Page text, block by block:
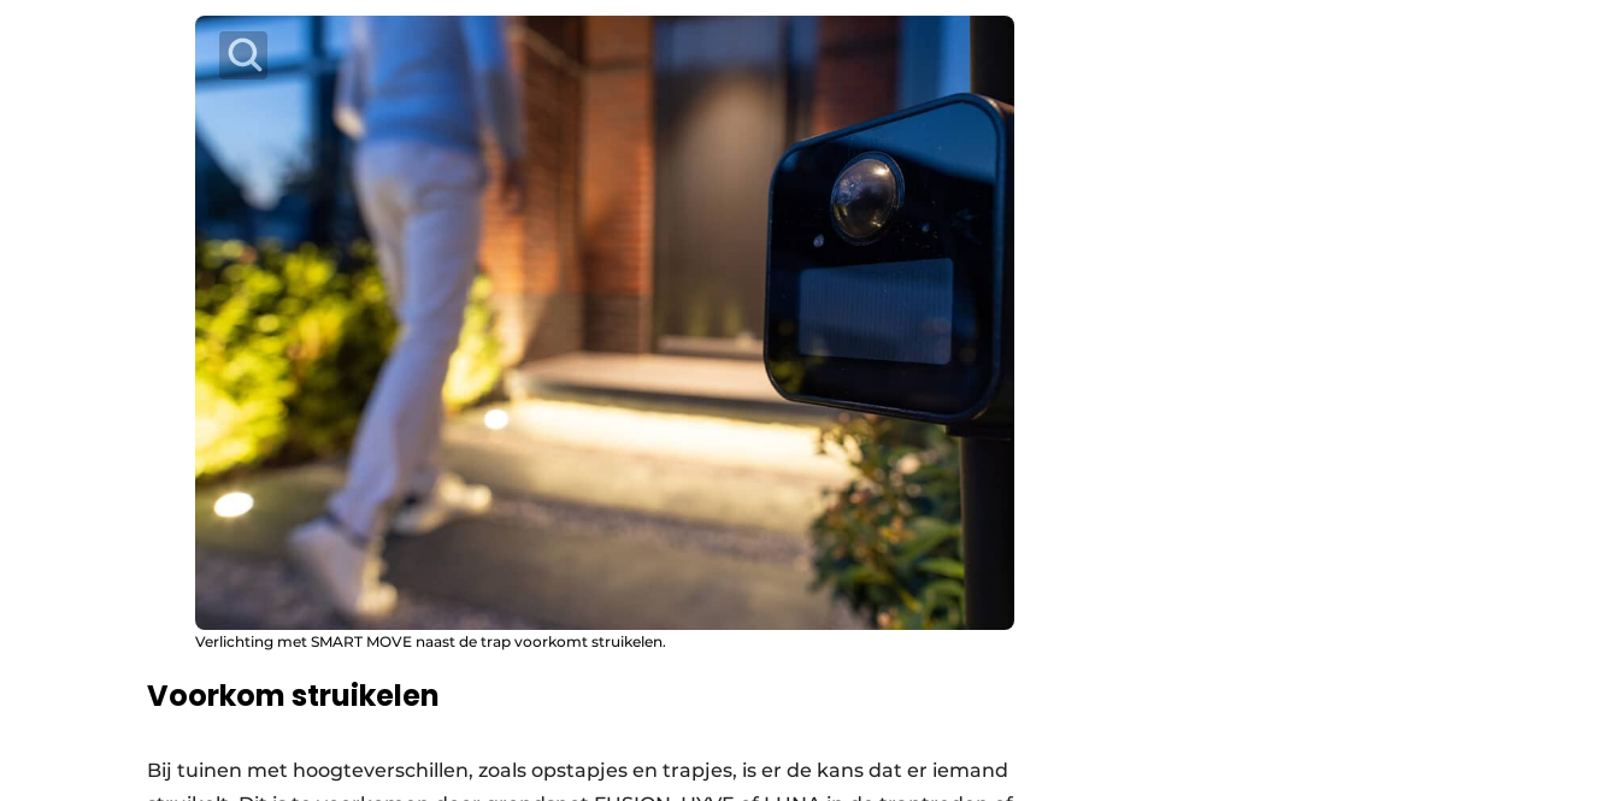
Verlichting met SMART MOVE naast de trap voorkomt struikelen.
Voorkom struikelen
Bij tuinen met hoogteverschillen, zoals opstapjes en trapjes, is er de kans dat er iemand